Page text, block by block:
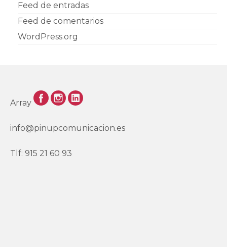
Feed de entradas
Feed de comentarios
WordPress.org
Array
info@pinupcomunicacion.es
Tlf: 915 21 60 93